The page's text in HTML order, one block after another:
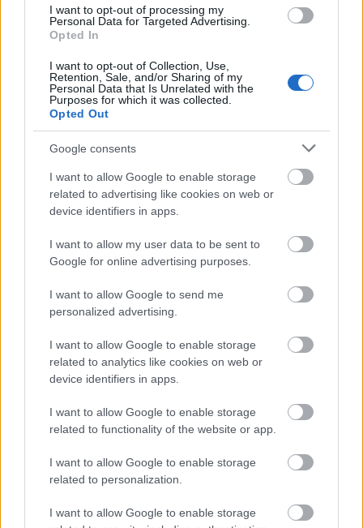
I want to opt-out of processing my
Personal Data for Targeted Advertising.
Opted In
I want to opt-out of Collection, Use,
Retention, Sale, and/or Sharing of my
Personal Data that Is Unrelated with the
Purposes for which it was collected.
Opted Out
Google consents
I want to allow Google to enable storage
related to advertising like cookies on web or
device identifiers in apps.
I want to allow my user data to be sent to
Google for online advertising purposes.
I want to allow Google to send me
personalized advertising.
I want to allow Google to enable storage
related to analytics like cookies on web or
device identifiers in apps.
I want to allow Google to enable storage
related to functionality of the website or app.
I want to allow Google to enable storage
related to personalization.
I want to allow Google to enable storage
Η Apple αποφασίζει ποιος μένει και ποιος φεύγει και
οι κανόνες δεν είναι ίδιοι για όλους
Ο Μητροπολίτης Καλαβρύτων και Αιγιαλείας
Ιερώνυμος στην Αρτα ΦΩΤΟ